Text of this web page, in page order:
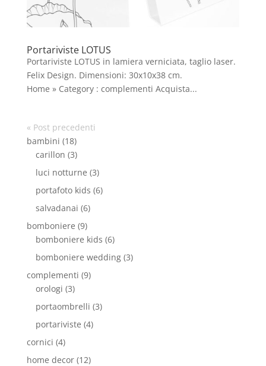
Portariviste LOTUS
Portariviste LOTUS in lamiera verniciata, taglio laser.
Felix Design. Dimensioni: 30x10x38 cm.
Home » Category : complementi Acquista...
« Post precedenti
bambini (18)
carillon (3)
luci notturne (3)
portafoto kids (6)
salvadanai (6)
bomboniere (9)
bomboniere kids (6)
bomboniere wedding(3)
complementi (9)
orologi (3)
portaombrelli (3)
portariviste (4)
cornici (4)
home decor(12)